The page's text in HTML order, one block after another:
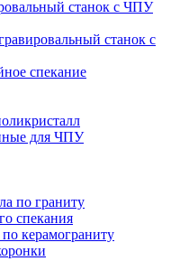
станок с ЧПУ
станок с
спекание
для ЧПУ
по граниту
спекания
керамограниту